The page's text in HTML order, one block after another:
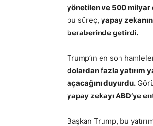
yönetilen ve 500 milyar
bu süreç, yapay
beraberinde getirdi.
Trump’ın en son
dolardan fazla yatırım
açacağını duyurdu.
yapay zekayı ABD’ye
Başkan Trump, bu